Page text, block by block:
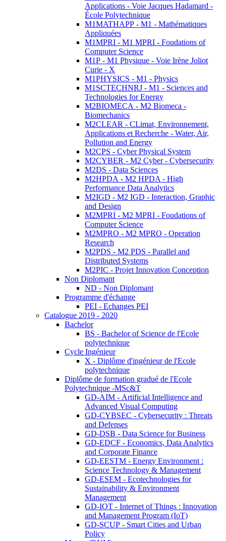
Applications - Voie Jacques Hadamard -
École Polytechnique
M1MATHAPP - M1 - Mathématiques
Appliquées
M1MPRI - M1 MPRI - Foudations of
Computer Science
M1P - M1 Physique - Voie Irène Joliot
Curie - X
M1PHYSICS - M1 - Physics
M1SCTECHNRJ - M1 - Sciences and
Technologies for Energy
M2BIOMECA - M2 Biomeca -
Biomechanics
M2CLEAR - CLimat, Environnement,
Applications et Recherche - Water, Air,
Pollution and Energy
M2CPS - Cyber Physical System
M2CYBER - M2 Cyber - Cybersecurity
M2DS - Data Sciences
M2HPDA - M2 HPDA - High
Performance Data Analytics
M2IGD - M2 IGD - Interaction, Graphic
and Design
M2MPRI - M2 MPRI - Foudations of
Computer Science
M2MPRO - M2 MPRO - Operation
Research
M2PDS - M2 PDS - Parallel and
Distributed Systems
M2PIC - Projet Innovation Conception
Non Diplomant
ND - Non Diplomant
Programme d'échange
PEI - Echanges PEI
Catalogue 2019 - 2020
Bachelor
BS - Bachelor of Science de l'Ecole
polytechnique
Cycle Ingénieur
X - Diplôme d'ingénieur de l'Ecole
polytechnique
Diplôme de formation gradué de l'Ecole
Polytechnique -MSc&T
GD-AIM - Artificial Intelligence and
Advanced Visual Computing
GD-CYBSEC - Cybersecurity : Threats
and Defenses
GD-DSB - Data Science for Business
GD-EDCF - Economics, Data Analytics
and Corporate Finance
GD-EESTM - Energy Environment :
Science Technology & Management
GD-ESEM - Ecotechnologies for
Sustainability & Environment
Management
GD-IOT - Internet of Things : Innovation
and Management Program (IoT)
GD-SCUP - Smart Cities and Urban
Policy